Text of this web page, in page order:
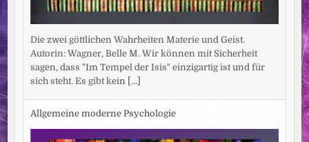
Die zwei göttlichen Wahrheiten Materie und Geist.
Autorin: Wagner, Belle M. Wir können mit Sicherheit
sagen, dass "Im Tempel der Isis" einzigartig ist und für
sich steht. Es gibt kein [...]
Allgemeine moderne Psychologie